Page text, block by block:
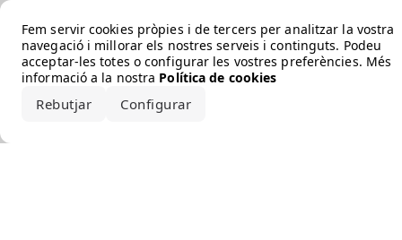
Fem servir cookies pròpies i de tercers per analitzar la vostra
navegació i millorar els nostres serveis i continguts. Podeu
acceptar-les totes o configurar les vostres preferències. Més
informació a la nostra Política de cookies
Rebutjar Configurar
Error loading the brand